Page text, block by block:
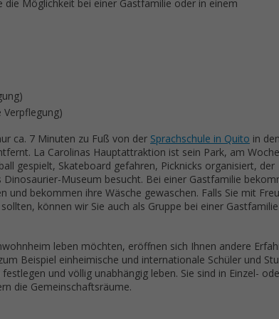
die Möglichkeit bei einer Gastfamilie oder in einem
ca. 7 Minuten zu Fuß von der Sprachschule in Quito in
La Carolinas Hauptattraktion ist sein Park, am
gespielt, Skateboard gefahren, Picknicks organisiert, der
Museum besucht. Bei einer Gastfamilie
und bekommen ihre Wäsche gewaschen. Falls Sie mit
können wir Sie auch als Gruppe bei einer Gastfamilie
leben möchten, eröffnen sich Ihnen andere
Beispiel einheimische und internationale Schüler und
und völlig unabhängig leben. Sie sind in Einzel-
die Gemeinschaftsräume.